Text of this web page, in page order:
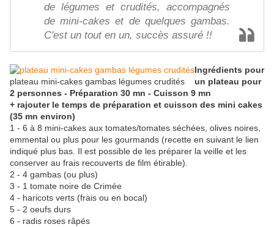
de légumes et crudités, accompagnés
de mini-cakes et de quelques gambas.
C'est un tout en un, succès assuré !!
plateau mini-cakes gambas légumes crudités
Ingrédients pour
un plateau pour
2 personnes - Préparation 30 mn - Cuisson 9 mn
+ rajouter le temps de préparation et cuisson des mini cakes
(35 mn environ)
1 - 6 à 8 mini-cakes aux tomates/tomates séchées, olives noires,
emmental ou plus pour les gourmands (recette en suivant le lien
indiqué plus bas. Il est possible de les préparer la veille et les
conserver au frais recouverts de film étirable).
2 - 4 gambas (ou plus)
3 - 1 tomate noire de Crimée
4 - haricots verts (frais ou en bocal)
5 - 2 oeufs durs
6 - radis roses râpés